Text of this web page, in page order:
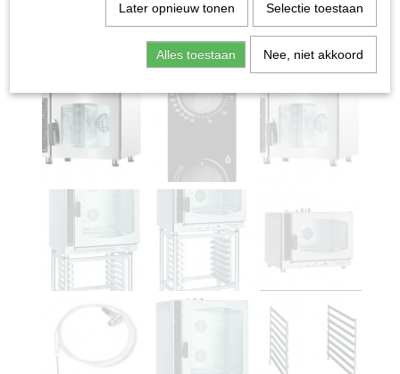
Later opnieuw tonen Selectie toestaan
Alles toestaan Nee, niet akkoord